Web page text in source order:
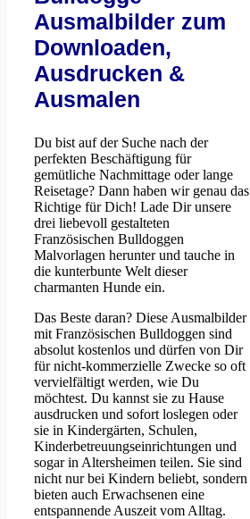
Ausmalbilder zum
Downloaden,
Ausdrucken &
Ausmalen
Du bist auf der Suche nach der
perfekten Beschäftigung für
gemütliche Nachmittage oder lange
Reisetage? Dann haben wir genau das
Richtige für Dich! Lade Dir unsere
drei liebevoll gestalteten
Französischen Bulldoggen
Malvorlagen herunter und tauche in
die kunterbunte Welt dieser
charmanten Hunde ein.
Das Beste daran? Diese Ausmalbilder
mit Französischen Bulldoggen sind
absolut kostenlos und dürfen von Dir
für nicht-kommerzielle Zwecke so oft
vervielfältigt werden, wie Du
möchtest. Du kannst sie zu Hause
ausdrucken und sofort loslegen oder
sie in Kindergärten, Schulen,
Kinderbetreuungseinrichtungen und
sogar in Altersheimen teilen. Sie sind
nicht nur bei Kindern beliebt, sondern
bieten auch Erwachsenen eine
entspannende Auszeit vom Alltag.